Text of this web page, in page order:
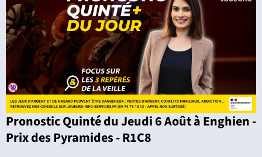
Pronostic Quinté du Jeudi 6 Août à Enghien -
Prix des Pyramides - R1C8